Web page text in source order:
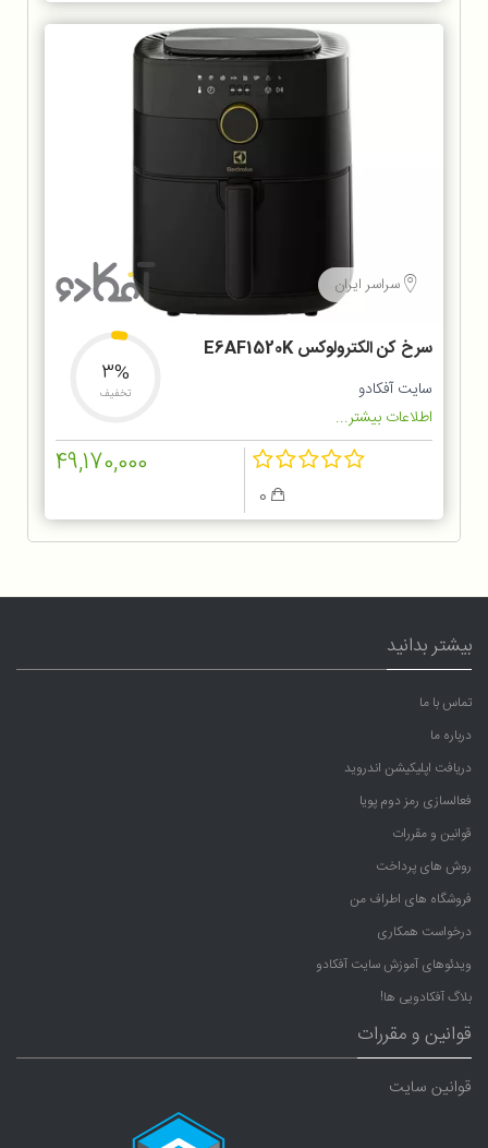
سراسر ایران
سرخ کن الکترولوکس E6AF1520K
سایت آفکادو
اطلاعات بیشتر...
3%
تخفیف
49,170,000
بیشتر بدانید
تماس با ما
درباره ما
دریافت اپلیکیشن اندروید
فعالسازی رمز دوم پویا
قوانین و مقررات
روش های پرداخت
فروشگاه های اطراف من
درخواست همکاری
ویدئوهای آموزش سایت آفکادو
بلاگ آفکادویی ها!
قوانین و مقررات
قوانین سایت